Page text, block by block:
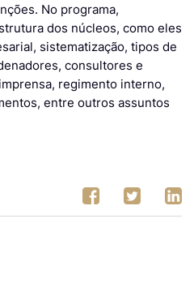
No programa,
dos núcleos, como eles
sistematização, tipos de
consultores e
regimento interno,
entre outros assuntos